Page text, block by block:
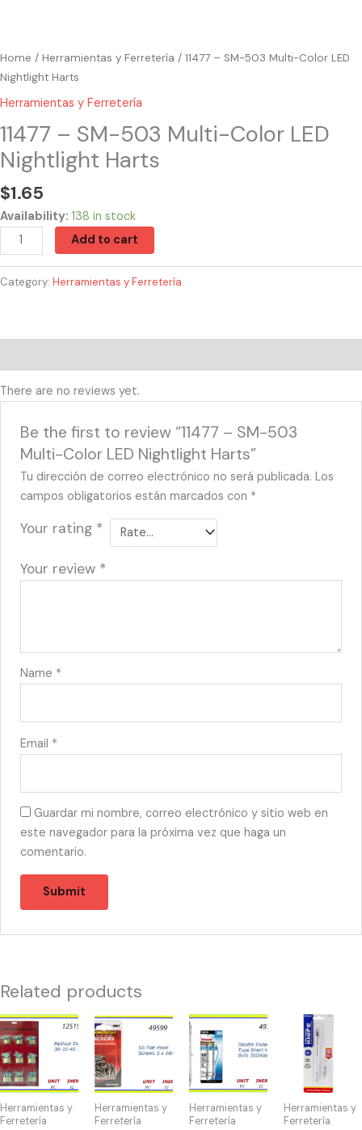
Home / Herramientas y Ferretería / 11477 – SM-503 Multi-Color LED
Nightlight Harts
Herramientas y Ferretería
11477 – SM-503 Multi-Color LED
Nightlight Harts
$1.65
Availability: 138 in stock
Add to cart
Category: Herramientas y Ferretería
There are no reviews yet.
Be the first to review “11477 – SM-503
Multi-Color LED Nightlight Harts”
Tu dirección de correo electrónico no será publicada. Los
campos obligatorios están marcados con *
Your rating *
Your review *
Name *
Email *
Guardar mi nombre, correo electrónico y sitio web en
este navegador para la próxima vez que haga un
comentario.
Related products
Herramientas y
Ferretería
12519
-
CANDADO
DISPLAY(12)
30-
35-
Herramientas y
Ferretería
49599
-
HW-
40072
SS
Flat
Herramientas y
Ferretería
49734
-
BOMBILLAS
300W
DOBLES
quantity
Herramientas y
Ferretería
22846
PRECISION
quantity